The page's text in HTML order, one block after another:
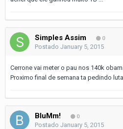
Simples Assim 0
Postado January 5, 2015
Cerrone vai meter o pau nos 140k
Proximo final de semana ta pedindo luta.
BluMm! 0
Postado January 5, 2015